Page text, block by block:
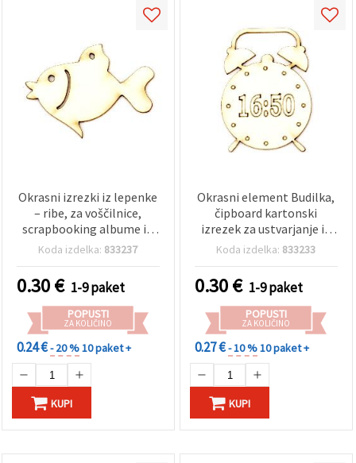
Okrasni izrezki iz lepenke
– ribe, za voščilnice,
scrapbooking albume in
okvirje, 35x50x1 mm, 2
Koda izdelka: 833237
0.30€ 1-9 paket
POPUSTI
ZA KOLIČINO
0.24 €- 20 %10 paket +
KUPI
Okrasni element Budilka,
čipboard kartonski
izrezek za ustvarjanje in
scrapbooking, 50x35x1
Koda izdelka: 833233
0.30€ 1-9 paket
POPUSTI
ZA KOLIČINO
0.27 €- 10 %10 paket +
KUPI